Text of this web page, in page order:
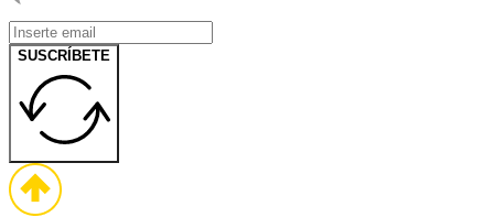
SUSCRÍBETE